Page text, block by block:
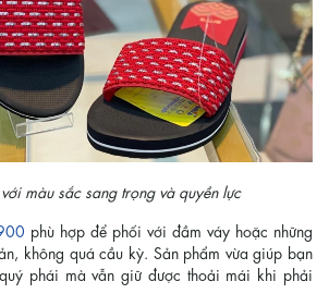
màu sắc sang trọng và quyền lực
phù hợp để phối với đầm váy hoặc những
không quá cầu kỳ. Sản phẩm vừa giúp bạn
phái mà vẫn giữ được thoải mái khi phải